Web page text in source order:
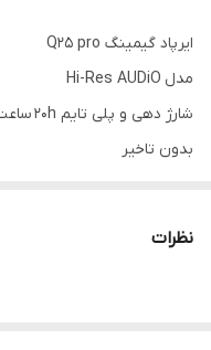
ایرپاد گیمینگ Q25 pro
مدل Hi-Res AUDiO
شارژ دهی و پلی تایم 20h ساعت
بدون تاخیر
نظرات